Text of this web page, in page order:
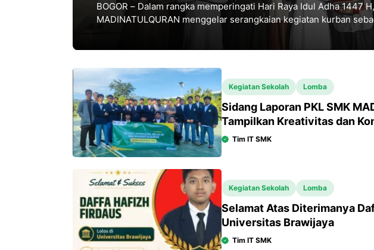
BOGOR – Dalam rangka memperingati Hari Raya Idul Adha 1447
MADINATULQURAN menggelar serangkaian kegiatan kurban
Kegiatan Sekolah Lomba
Sidang Laporan PKL SMK
Tampilkan Kreativitas dan
Tim IT SMK
Kegiatan Sekolah Lomba
Selamat Atas Diterimanya
Universitas Brawijaya
Tim IT SMK